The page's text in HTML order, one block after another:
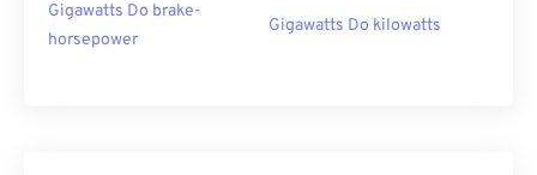
Gigawatts Do brake-
horsepower
Gigawatts Do kilowatts